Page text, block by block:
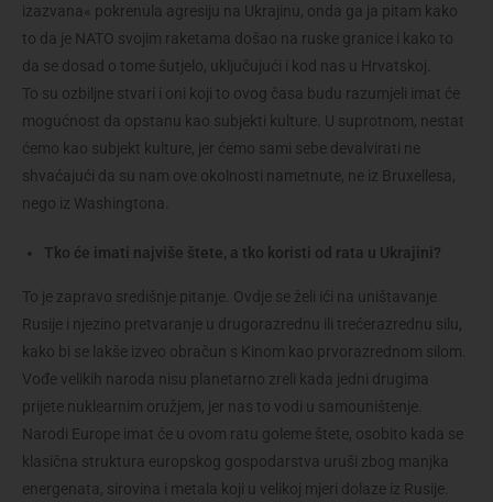
izazvana« pokrenula agresiju na Ukrajinu, onda ga ja pitam kako
to da je NATO svojim raketama došao na ruske granice i kako to
da se dosad o tome šutjelo, uključujući i kod nas u Hrvatskoj.
To su ozbiljne stvari i oni koji to ovog časa budu razumjeli imat će
mogućnost da opstanu kao subjekti kulture. U suprotnom, nestat
ćemo kao subjekt kulture, jer ćemo sami sebe devalvirati ne
shvaćajući da su nam ove okolnosti nametnute, ne iz Bruxellesa,
nego iz Washingtona.
Tko će imati najviše štete, a tko koristi od rata u Ukrajini?
To je zapravo središnje pitanje. Ovdje se želi ići na uništavanje
Rusije i njezino pretvaranje u drugorazrednu ili trećerazrednu silu,
kako bi se lakše izveo obračun s Kinom kao prvorazrednom silom.
Vođe velikih naroda nisu planetarno zreli kada jedni drugima
prijete nuklearnim oružjem, jer nas to vodi u samouništenje.
Narodi Europe imat će u ovom ratu goleme štete, osobito kada se
klasična struktura europskog gospodarstva uruši zbog manjka
energenata, sirovina i metala koji u velikoj mjeri dolaze iz Rusije.